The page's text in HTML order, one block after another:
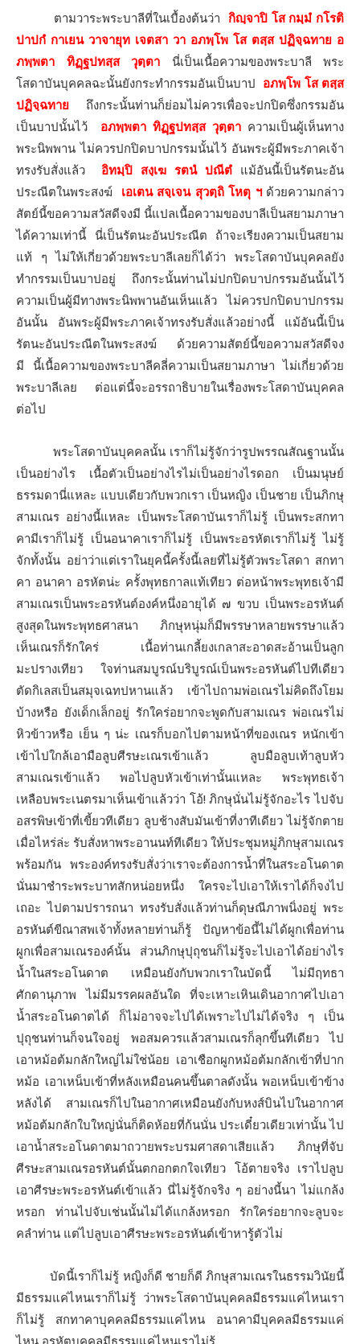
ตามวาระพระบาลีที่ในเบื้องต้นว่า กิญฺจาปิ โส กมฺมํ กโรติ
ปาปกํ กาเยน วาจายุท เจตสา วา อภพฺโพ โส ตสฺส ปฏิจฺฉทาย อ
ภพฺพตา ทิฏฺฐปทสฺส วุตฺตา นี่เป็นเนื้อความของพระบาลี พระ
โสดาบันบุคคลฉะนั้นยังกระทำกรรมอันเป็นบาป อภพฺโพ โส ตสฺส
ปฏิจฺฉทาย ถึงกระนั้นท่านก็ย่อมไม่ควรเพื่อจะปกปิดซึ่งกรรมอัน
เป็นบาปนั้นไว้ อภพฺพตา ทิฏฺฐปทสฺส วุตฺตา ความเป็นผู้เห็นทาง
พระนิพพาน ไม่ควรปกปิดบาปกรรมนั้นไว้ อันพระผู้มีพระภาคเจ้า
ทรงรับสั่งแล้ว อิทมฺปิ สงฺเฆ รตนํ ปณีตํ แม้อันนี้เป็นรัตนะอัน
ประณีตในพระสงฆ์ เอเตน สจฺเจน สุวตฺถิ โหตุ ฯด้วยความกล่าว
สัตย์นี้ขอความสวัสดีจงมี นี้แปลเนื้อความของบาลีเป็นสยามภาษา
ได้ความเท่านี้ นี่เป็นรัตนะอันประณีต ถ้าจะเรียงความเป็นสยาม
แท้ ๆ ไม่ให้เกี่ยวด้วยพระบาลีเลยก็ได้ว่า พระโสดาบันบุคคลยัง
ทำกรรมเป็นบาปอยู่ ถึงกระนั้นท่านไม่ปกปิดบาปกรรมอันนั้นไว้
ความเป็นผู้มีทางพระนิพพานอันเห็นแล้ว ไม่ควรปกปิดบาปกรรม
อันนั้น อันพระผู้มีพระภาคเจ้าทรงรับสั่งแล้วอย่างนี้ แม้อันนี้เป็น
รัตนะอันประณีตในพระสงฆ์ ด้วยความสัตย์นี้ขอความสวัสดีจง
มี นี้เนื้อความของพระบาลีคลี่ความเป็นสยามภาษา ไม่เกี่ยวด้วย
พระบาลีเลย ต่อแต่นี้จะอรรถาธิบายในเรื่องพระโสดาบันบุคคล
ต่อไป
พระโสดาบันบุคคลนั้น เราก็ไม่รู้จักว่ารูปพรรณสัณฐานนั้น
เป็นอย่างไร เนื้อตัวเป็นอย่างไรไม่เป็นอย่างไรดอก เป็นมนุษย์
ธรรมดานี่แหละ แบบเดียวกับพวกเรา เป็นหญิง เป็นชาย เป็นภิกษุ
สามเณร อย่างนี้แหละ เป็นพระโสดาบันเราก็ไม่รู้ เป็นพระสกทา
คามีเราก็ไม่รู้ เป็นอนาคาเราก็ไม่รู้ เป็นพระอรหัตเราก็ไม่รู้ ไม่รู้
จักทั้งนั้น อย่าว่าแต่เราในยุคนี้ครั้งนี้เลยที่ไม่รู้ตัวพระโสดา สกทา
คา อนาคา อรหัตน่ะ ครั้งพุทธกาลแท้เทียว ต่อหน้าพระพุทธเจ้ามี
สามเณรเป็นพระอรหันต์องค์หนึ่งอายุได้ ๗ ขวบ เป็นพระอรหันต์
สูงสุดในพระพุทธศาสนา ภิกษุหนุ่มก็มีพรรษาหลายพรรษาแล้ว
เห็นเณรก็รักใคร่ เนื้อท่านเกลี้ยงเกลาสะอาดสะอ้านเป็นลูก
มะปรางเทียว ใจท่านสมบูรณ์บริบูรณ์เป็นพระอรหันต์ไปทีเดียว
ตัดกิเลสเป็นสมุจเฉทปหานแล้ว เข้าไปถามพ่อเณรไม่คิดถึงโยม
บ้างหรือ ยังเด็กเล็กอยู่ รักใคร่อยากจะพูดกับสามเณร พ่อเณรไม่
หิวข้าวหรือ เย็น ๆ น่ะ เณรก็บอกไปตามหน้าที่ของเณร หนักเข้า
เข้าไปใกล้เอามือลูบศีรษะเณรเข้าแล้ว ลูบมือลูบเท้าลูบหัว
สามเณรเข้าแล้ว พอไปลูบหัวเข้าเท่านั้นแหละ พระพุทธเจ้า
เหลือบพระเนตรมาเห็นเข้าแล้วว่า โอ้! ภิกษุนั่นไม่รู้จักอะไร ไปจับ
อสรพิษเข้าที่เขี้ยวทีเดียว ลูบช้างสับมันเข้าที่งาทีเดียว ไม่รู้จักตาย
เมื่อไหร่ล่ะ รับสั่งหาพระอานนท์ทีเดียว ให้ประชุมหมู่ภิกษุสามเณร
พร้อมกัน พระองค์ทรงรับสั่งว่าเราจะต้องการน้ำที่ในสระอโนดาต
นั่นมาชำระพระบาทสักหน่อยหนึ่ง ใครจะไปเอาให้เราได้ก็จงไป
เถอะ ไปตามปรารถนา ทรงรับสั่งแล้วท่านก็ดุษณีภาพนิ่งอยู่ พระ
อรหันต์ขีณาสพเจ้าทั้งหลายท่านก็รู้ ปัญหาข้อนี้ไม่ได้ผูกเพื่อท่าน
ผูกเพื่อสามเณรองค์นั้น ส่วนภิกษุปุถุชนก็ไม่รู้จะไปเอาได้อย่างไร
น้ำในสระอโนดาต เหมือนยังกับพวกเราในบัดนี้ ไม่มีฤทธา
ศักดานุภาพ ไม่มีมรรคผลอันใด ที่จะเหาะเหินเดินอากาศไปเอา
น้ำสระอโนดาตได้ ก็ไม่อาจจะไปได้เพราะไปไม่ได้จริง ๆ เป็น
ปุถุชนท่านก็จนใจอยู่ พอสมควรแล้วสามเณรก็ลุกขึ้นทีเดียว ไป
เอาหม้อต้มกลักใหญ่ไม่ใช่น้อย เอาเชือกผูกหม้อต้มกลักเข้าที่ปาก
หม้อ เอาเหน็บเข้าที่หลังเหมือนคนขึ้นตาลดังนั้น พอเหน็บเข้าข้าง
หลังได้ สามเณรก็ไปในอากาศเหมือนยังกับหงส์บินไปในอากาศ
หม้อต้มกลักใบใหญ่นั่นก็ติดห้อยที่ก้นนั่น ประเดี๋ยวเดียวเท่านั้น ไป
เอาน้ำสระอโนดาตมาถวายพระบรมศาสดาเสียแล้ว ภิกษุที่จับ
ศีรษะสามเณรอรหันต์นั้นตกอกตกใจเทียว โอ้ตายจริง เราไปลูบ
เอาศีรษะพระอรหันต์เข้าแล้ว นี่ไม่รู้จักจริง ๆ อย่างนี้นา ไม่แกล้ง
หรอก ท่านไปจับเช่นนั้นไม่ได้แกล้งหรอก รักใคร่อยากจะลูบจะ
คลำท่าน แต่ไปลูบเอาศีรษะพระอรหันต์เข้าหารู้ตัวไม่
บัดนี้เราก็ไม่รู้ หญิงก็ดี ชายก็ดี ภิกษุสามเณรในธรรมวินัยนี้
มีธรรมแค่ไหนเราก็ไม่รู้ ว่าพระโสดาบันบุคคลมีธรรมแค่ไหนเรา
ก็ไม่รู้ สกทาคาบุคคลมีธรรมแค่ไหน อนาคามีบุคคลมีธรรมแค่